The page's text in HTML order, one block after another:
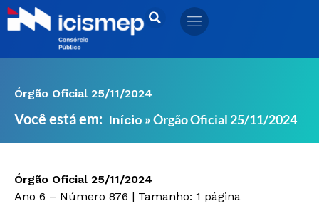
Ir
para
Órgão Oficial 25/11/2024
Você está em: Início »Órgão Oficial 25/11/2024
Órgão Oficial 25/11/2024
Ano 6 – Número 876 | Tamanho: 1 página